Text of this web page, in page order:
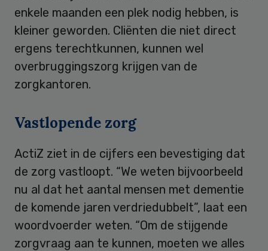
enkele maanden een plek nodig hebben, is
kleiner geworden. Cliënten die niet direct
ergens terechtkunnen, kunnen wel
overbruggingszorg krijgen van de
zorgkantoren.
Vastlopende zorg
ActiZ ziet in de cijfers een bevestiging dat
de zorg vastloopt. “We weten bijvoorbeeld
nu al dat het aantal mensen met dementie
de komende jaren verdriedubbelt”, laat een
woordvoerder weten. “Om de stijgende
zorgvraag aan te kunnen, moeten we alles